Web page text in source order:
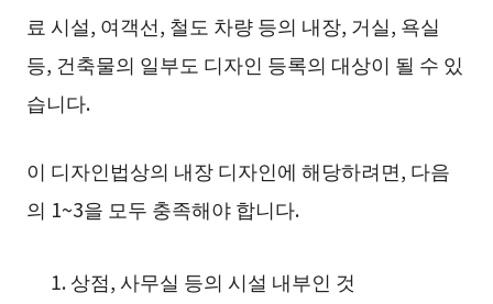
료 시설, 여객선, 철도 차량 등의 내장, 거실, 욕실
등, 건축물의 일부도 디자인 등록의 대상이 될 수 있
습니다.
이 디자인법상의 내장 디자인에 해당하려면, 다음
의 1~3을 모두 충족해야 합니다.
상점, 사무실 등의 시설 내부인 것